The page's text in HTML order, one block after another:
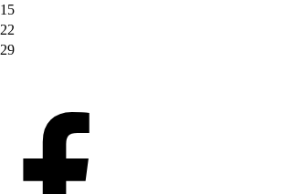
15
22
29